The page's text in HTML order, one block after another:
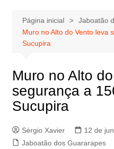
Página inicial
Jaboatão
Muro no Alto do Vento leva
Sucupira
Muro no Alto
segurança a
Sucupira
Sérgio Xavier
12 de
Jaboatão dos Guararapes